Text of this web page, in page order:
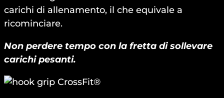
carichi di allenamento, il che equivale a
ricominciare.
Non perdere tempo con la fretta di sollevare
carichi pesanti.